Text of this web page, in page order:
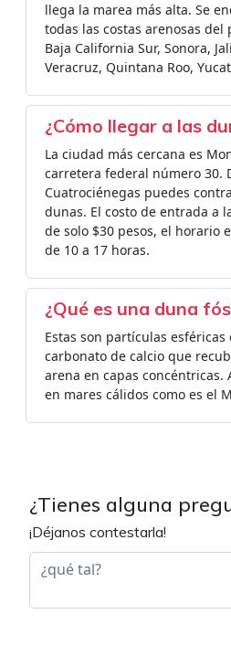
llega la marea más alta. Se
todas las costas arenosas del
Baja California Sur, Sonora,
Veracruz, Quintana Roo,
¿Cómo llegar a las
La ciudad más cercana es
carretera federal número 30.
Cuatrociénegas puedes
dunas. El costo de entrada a
de solo $30 pesos, el horario
de 10 a 17 horas.
¿Qué es una duna
Estas son partículas
carbonato de calcio que
arena en capas concéntricas.
en mares cálidos como es el
¿Tienes alguna
¡Déjanos contestarla!